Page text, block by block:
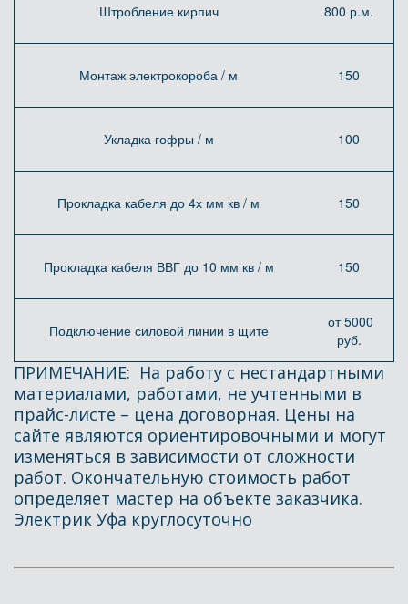
Штробление кирпич 800 р.м.
Монтаж электрокороба / м 150
Укладка гофры / м 100
Прокладка кабеля до 4х мм кв / м 150
Прокладка кабеля ВВГ до 10 мм кв / м 150
Подключение силовой линии в щите
от 5000
руб.
ПРИМЕЧАНИЕ:  На работу с нестандартными
материалами, работами, не учтенными в
прайс-листе – цена договорная. Цены на
сайте являются ориентировочными и могут
изменяться в зависимости от сложности
работ. Окончательную стоимость работ
определяет мастер на объекте заказчика.
Электрик Уфа круглосуточно